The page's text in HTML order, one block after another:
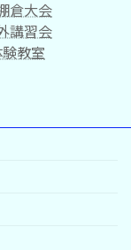
倉大会
講習会
験教室